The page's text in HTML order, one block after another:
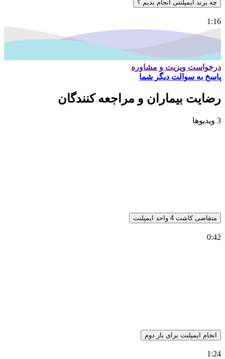
چه برند ایمپلنتی انجام بدیم ؟
1:16
درخواست ویزیت و مشاوره
پاسخ به سوالت دیگر شما
رضایت بیماران و مراجعه کنندگان
3 ویدیوها
متقاضی کاشت 4 واحد ایمپلنت
0:42
انجام ایمپلنت برای بار دوم
1:24